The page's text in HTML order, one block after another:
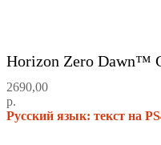
Horizon Zero Dawn™
2690,00
р.
Русский язык: текст на